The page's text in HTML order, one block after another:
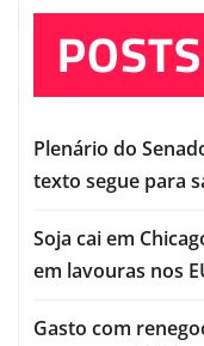
Plenário do
texto segue para
Soja cai em
em lavouras nos
Gasto com